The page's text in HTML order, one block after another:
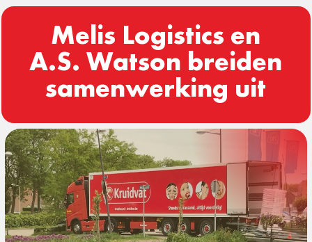
Melis Logistics en
A.S. Watson breiden
samenwerking uit